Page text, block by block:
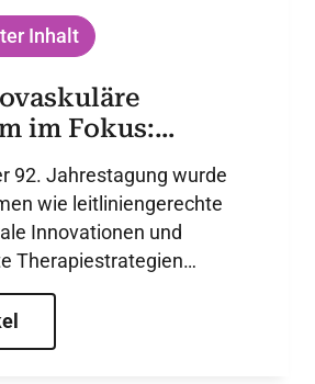
Inhalt
im Fokus:
DGK-
92. Jahrestagung wurde
wie leitliniengerechte
Innovationen und
Therapiestrategien